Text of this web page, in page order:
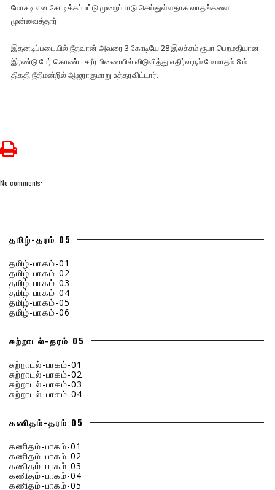
மோசடி என சோடிக்கப்பட்டு முறைப்பாடு செய்துள்ளதாக வாதங்களை
முன்வைத்தார்
இதனடிப்படையில் நீதவான் அவரை 3 கோடியே 28 இலச்சம் ரூபா பெறமதியான
இரண்டு பேர் கொண்ட சரீர பிணையில் விடுவித்து எதிர்வரும் மே மாதம் 8 ம்
திகதி நீதிமன்றில் ஆஜராகுமாறு உத்தரவிட்டார்.
No comments:
தமிழ்-தரம் 05
தமிழ்-பாகம்-01
தமிழ்-பாகம்-02
தமிழ்-பாகம்-03
தமிழ்-பாகம்-04
தமிழ்-பாகம்-05
தமிழ்-பாகம்-06
சுற்றாடல்-தரம் 05
சுற்றாடல்-பாகம்-01
சுற்றாடல்-பாகம்-02
சுற்றாடல்-பாகம்-03
சுற்றாடல்-பாகம்-04
கணிதம்-தரம் 05
கணிதம்-பாகம்-01
கணிதம்-பாகம்-02
கணிதம்-பாகம்-03
கணிதம்-பாகம்-04
கணிதம்-பாகம்-05